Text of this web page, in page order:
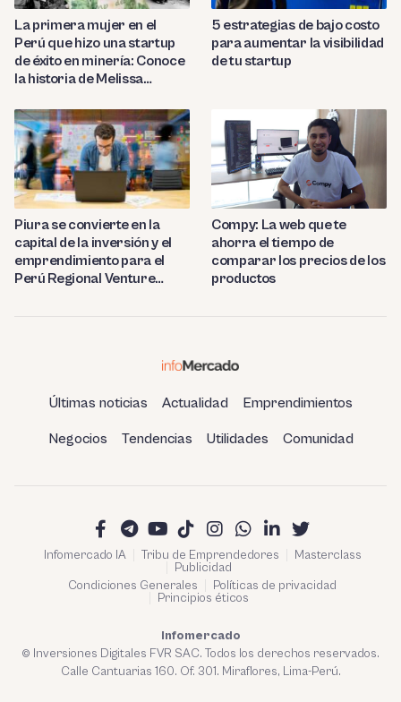
La primera mujer en el
Perú que hizo una startup
de éxito en minería: Conoce
la historia de Melissa
5 estrategias de bajo costo
para aumentar la visibilidad
de tu startup
Piura se convierte en la
capital de la inversión y el
emprendimiento para el
Perú Regional Venture
Compy: La web que te
ahorra el tiempo de
comparar los precios de los
productos
Últimas noticias Actualidad Emprendimientos
Negocios Tendencias Utilidades Comunidad
Infomercado IA Tribu de Emprendedores
Masterclass
Publicidad
Condiciones Generales
Políticas de privacidad
Principios éticos
Infomercado
© Inversiones Digitales FVR SAC. Todos los derechos reservados.
Calle Cantuarias 160. Of. 301. Miraflores, Lima-Perú.